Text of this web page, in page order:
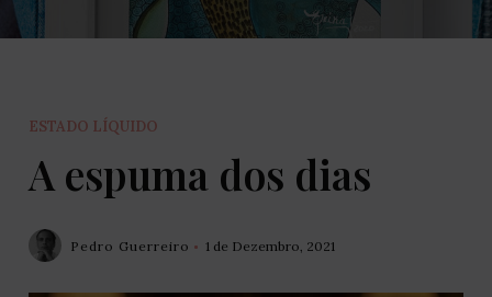
ESTADO LÍQUIDO
A espuma dos dias
Pedro Guerreiro 1 de Dezembro, 2021